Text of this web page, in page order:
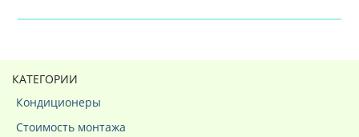
КАТЕГОРИИ
Кондиционеры
Стоимость монтажа